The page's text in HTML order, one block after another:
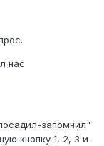
нас
запомнил"
кнопку 1, 2, 3 и